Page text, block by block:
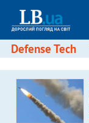
Defense Tech